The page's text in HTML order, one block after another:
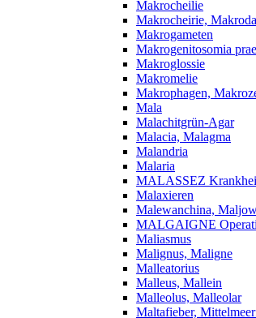
Makrocheilie
Makrocheirie,
Makrogameten
Makrogenitosomia
Makroglossie
Makromelie
Makrophagen,
Mala
Malachitgrün-Agar
Malacia, Malagma
Malandria
Malaria
MALASSEZ
Malaxieren
Malewanchina,
MALGAIGNE
Maliasmus
Malignus, Maligne
Malleatorius
Malleus, Mallein
Malleolus, Malleolar
Maltafieber,